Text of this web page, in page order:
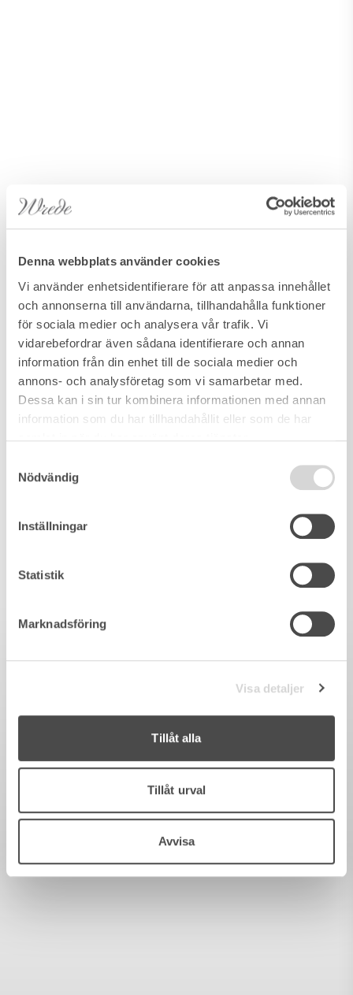
Denna webbplats använder cookies
Vi använder enhetsidentifierare för att anpassa innehållet
och annonserna till användarna, tillhandahålla funktioner
för sociala medier och analysera vår trafik. Vi
vidarebefordrar även sådana identifierare och annan
information från din enhet till de sociala medier och
annons- och analysföretag som vi samarbetar med.
Dessa kan i sin tur kombinera informationen med annan
information som du har tillhandahållit eller som de har
Nödvändig
Inställningar
Statistik
Marknadsföring
Visa detaljer
Tillåt alla
Tillåt urval
Avvisa